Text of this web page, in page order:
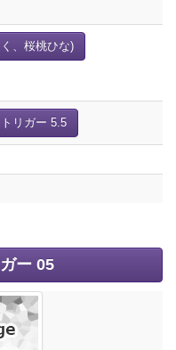
、桜桃ひな)
リガー 5.5
ー 05